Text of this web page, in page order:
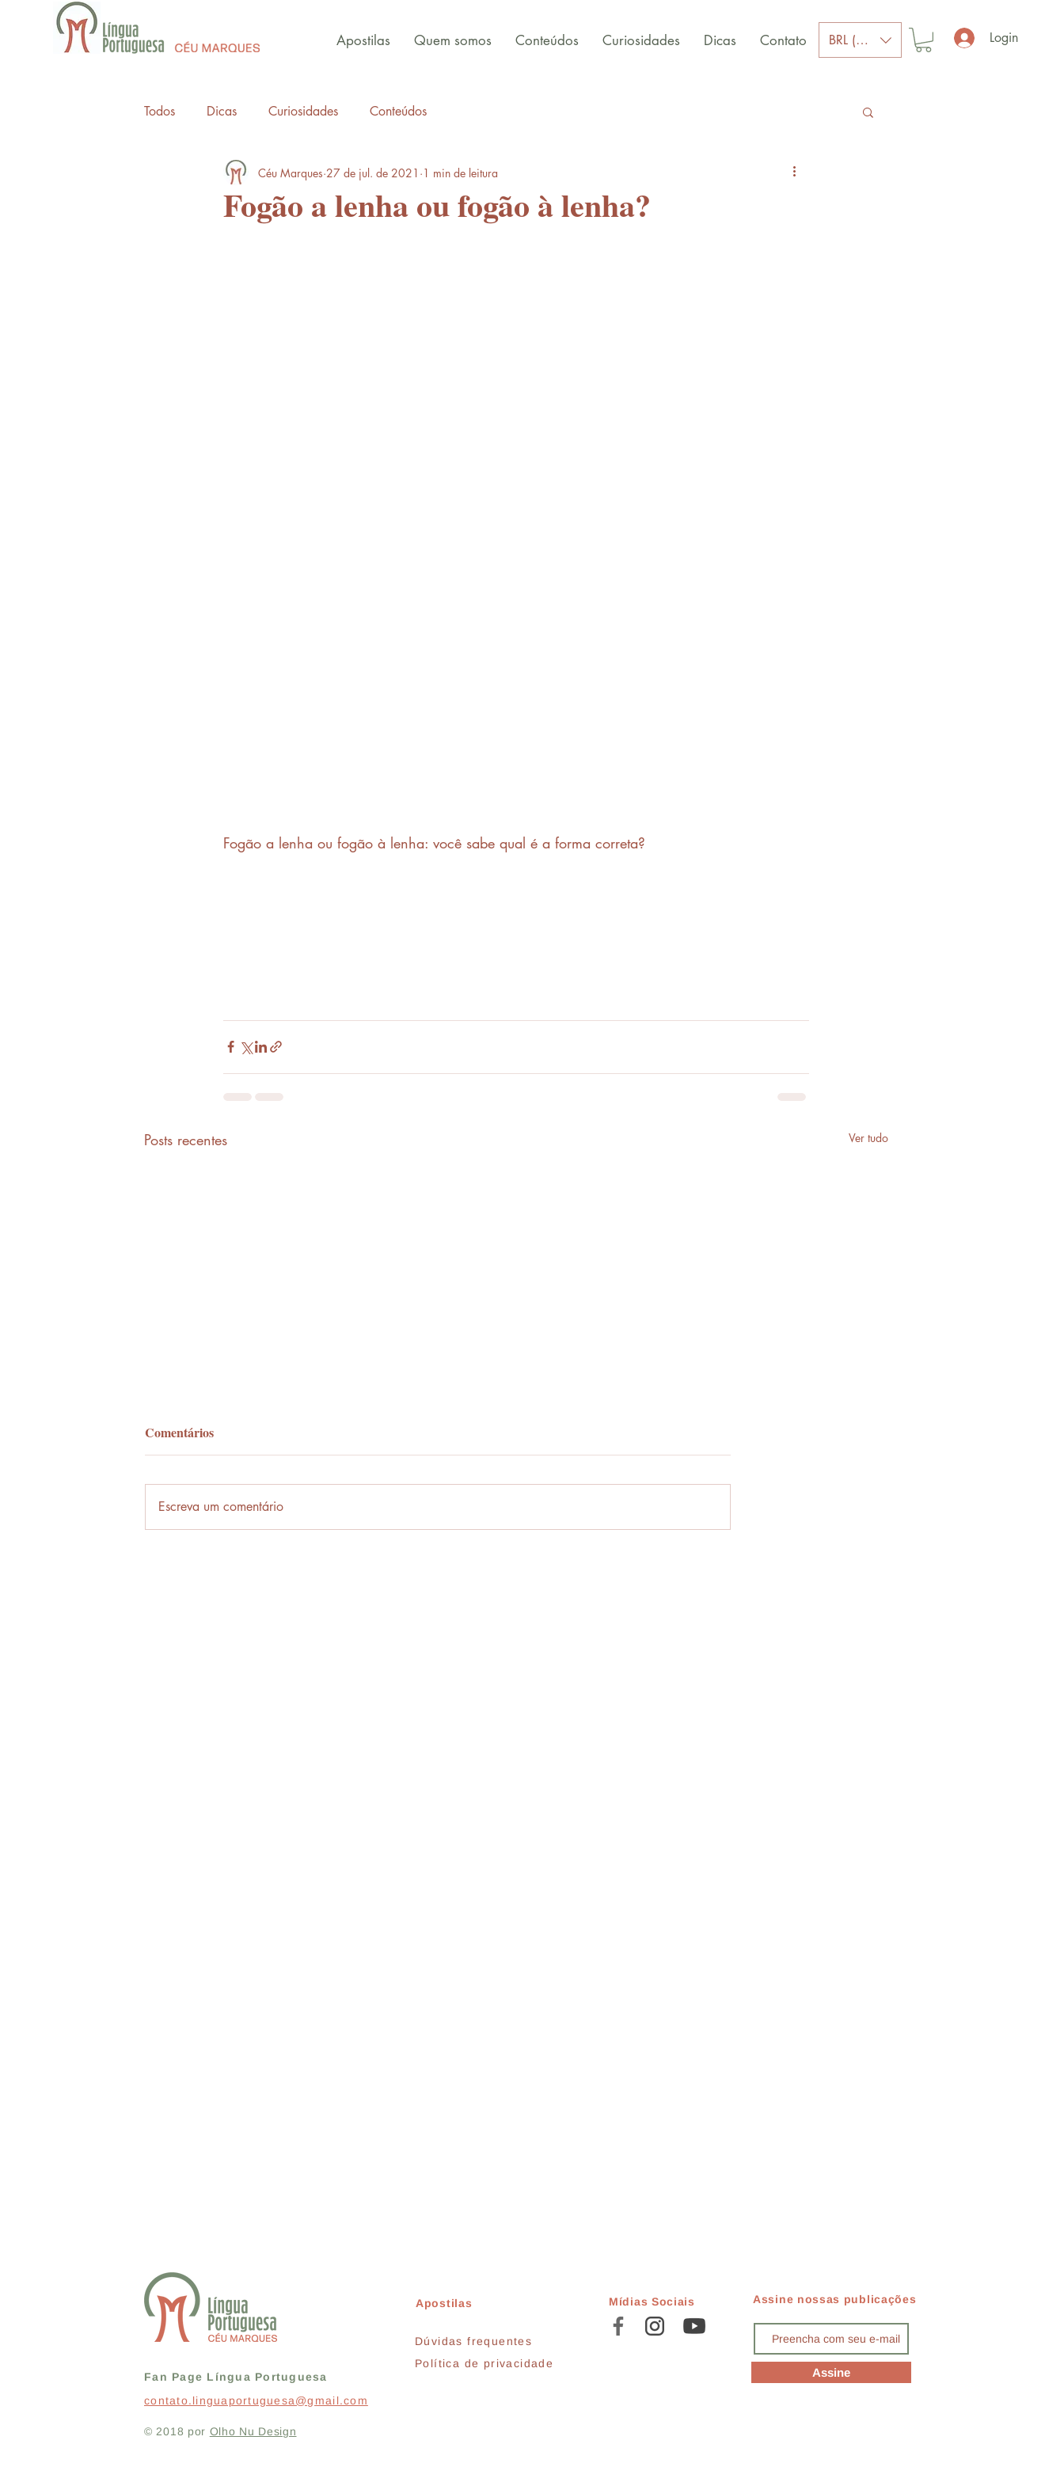
Apostilas Quem somos Conteúdos Curiosidades Dicas Contato BRL (R$) Login
Todos Dicas Curiosidades Conteúdos
Fogão a lenha ou fogão à lenha?
Céu Marques 27 de jul. de 2021 1 min de leitura
Fogão a lenha ou fogão à lenha: você sabe qual é a forma correta?
Posts recentes Ver tudo
Palavra-ônibus
Em frente ou enfrente?
Comentários
Escreva um comentário
Fan Page Língua Portuguesa
contato.linguaportuguesa@gmail.com
Apostilas
Dúvidas frequentes
Política de privacidade
Mídias Sociais Assine nossas publicações
Assine
© 2018 por Olho Nu Design